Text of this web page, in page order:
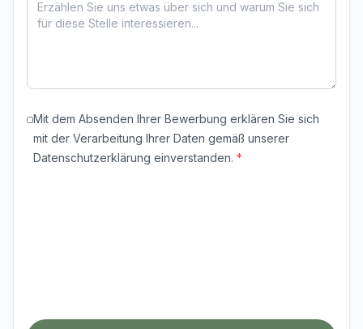
Mit dem Absenden Ihrer Bewerbung erklären Sie sich
mit der Verarbeitung Ihrer Daten gemäß unserer
Datenschutzerklärung einverstanden. *